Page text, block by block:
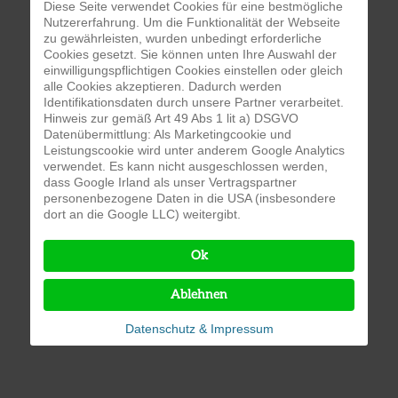
Diese Seite verwendet Cookies für eine bestmögliche
Nutzererfahrung. Um die Funktionalität der Webseite
zu gewährleisten, wurden unbedingt erforderliche
Cookies gesetzt. Sie können unten Ihre Auswahl der
einwilligungspflichtigen Cookies einstellen oder gleich
alle Cookies akzeptieren. Dadurch werden
Identifikationsdaten durch unsere Partner verarbeitet.
Hinweis zur gemäß Art 49 Abs 1 lit a) DSGVO
Datenübermittlung: Als Marketingcookie und
Leistungscookie wird unter anderem Google Analytics
verwendet. Es kann nicht ausgeschlossen werden,
dass Google Irland als unser Vertragspartner
personenbezogene Daten in die USA (insbesondere
dort an die Google LLC) weitergibt.
Ok
Ablehnen
Datenschutz & Impressum